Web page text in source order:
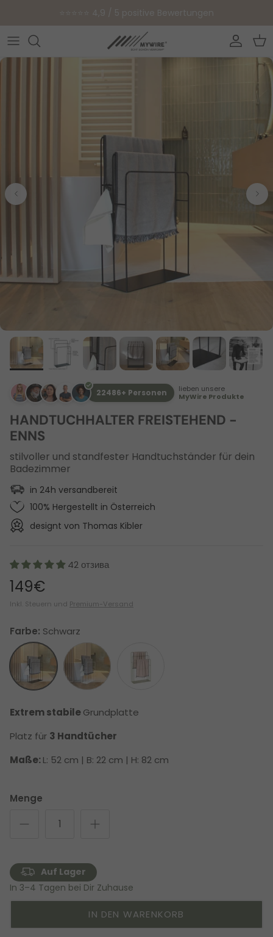
⭐⭐⭐⭐⭐ 4,9 / 5 positive Bewertungen
Konto
22486+ Personen
lieben unsere
MyWire Produkte
HANDTUCHHALTER FREISTEHEND -
ENNS
stilvoller und standfester Handtuchständer für dein
Badezimmer
in 24h versandbereit
100% Hergestellt in Österreich
designt von Thomas Kibler
42 отзива
149€
Inkl. Steuern und Premium-Versand
Farbe: Schwarz
Schwarz
Extrem stabileGrundplatte
Platz für 3 Handtücher
Maße:L: 52 cm | B: 22 cm | H: 82 cm
Menge
Auf Lager
In 3–4 Tagen bei Dir Zuhause
IN DEN WARENKORB